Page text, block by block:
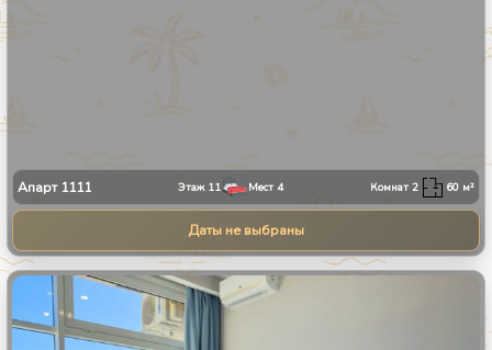
Апарт 1111 Этаж 11 Мест 4 Комнат2 60 м²
Даты не выбраны
1/8